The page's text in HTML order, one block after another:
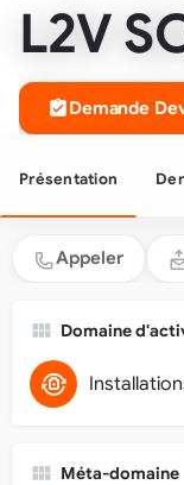
L2V
Demande
Présentation
Appeler
Domaine
Méta-domaine